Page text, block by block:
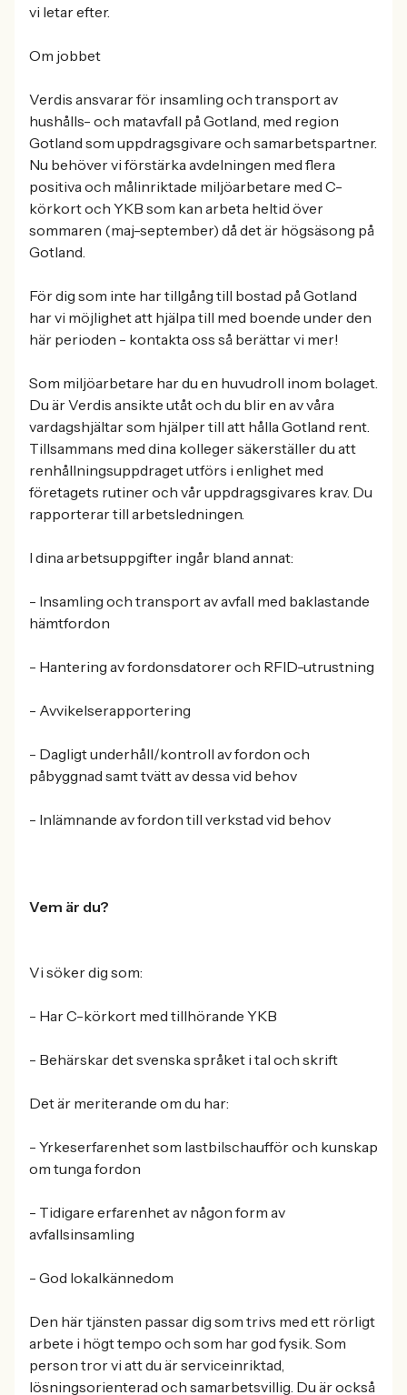
vi letar efter.
Om jobbet
Verdis ansvarar för insamling och transport av
hushålls- och matavfall på Gotland, med region
Gotland som uppdragsgivare och samarbetspartner.
Nu behöver vi förstärka avdelningen med flera
positiva och målinriktade miljöarbetare med C-
körkort och YKB som kan arbeta heltid över
sommaren (maj-september) då det är högsäsong på
Gotland.
För dig som inte har tillgång till bostad på Gotland
har vi möjlighet att hjälpa till med boende under den
här perioden - kontakta oss så berättar vi mer!
Som miljöarbetare har du en huvudroll inom bolaget.
Du är Verdis ansikte utåt och du blir en av våra
vardagshjältar som hjälper till att hålla Gotland rent.
Tillsammans med dina kolleger säkerställer du att
renhållningsuppdraget utförs i enlighet med
företagets rutiner och vår uppdragsgivares krav. Du
rapporterar till arbetsledningen.
I dina arbetsuppgifter ingår bland annat:
- Insamling och transport av avfall med baklastande
hämtfordon
- Hantering av fordonsdatorer och RFID-utrustning
- Avvikelserapportering
- Dagligt underhåll/kontroll av fordon och
påbyggnad samt tvätt av dessa vid behov
- Inlämnande av fordon till verkstad vid behov
Vem är du?
Vi söker dig som:
- Har C-körkort med tillhörande YKB
- Behärskar det svenska språket i tal och skrift
Det är meriterande om du har:
- Yrkeserfarenhet som lastbilschaufför och kunskap
om tunga fordon
- Tidigare erfarenhet av någon form av
avfallsinsamling
- God lokalkännedom
Den här tjänsten passar dig som trivs med ett rörligt
arbete i högt tempo och som har god fysik. Som
person tror vi att du är serviceinriktad,
lösningsorienterad och samarbetsvillig. Du är också